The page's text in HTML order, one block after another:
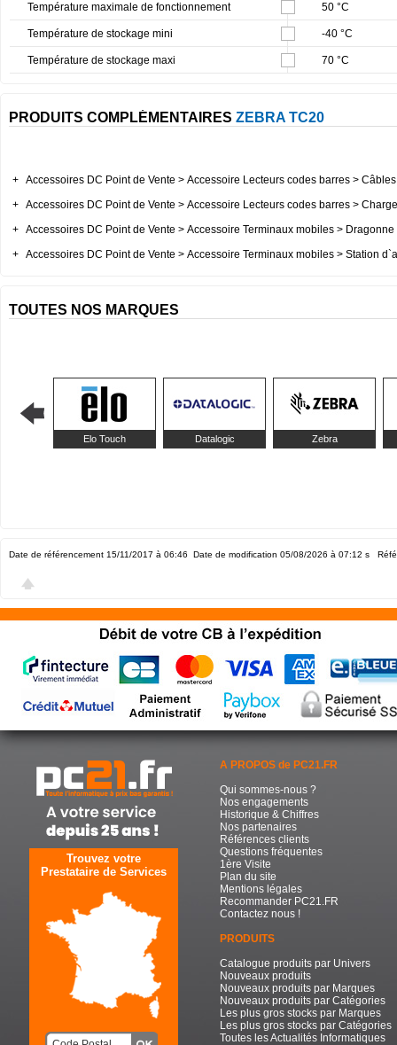
Température maximale de fonctionnement 50 °C
Température de stockage mini -40 °C
Température de stockage maxi 70 °C
PRODUITS COMPLÉMENTAIRES ZEBRA TC20
+ Accessoires DC Point de Vente > Accessoire Lecteurs codes barres >
+ Accessoires DC Point de Vente > Accessoire Lecteurs codes barres >
+ Accessoires DC Point de Vente > Accessoire Terminaux mobiles >
+ Accessoires DC Point de Vente > Accessoire Terminaux mobiles > Station
TOUTES NOS MARQUES
Elo Touch Datalogic Zebra
Date de référencement 15/11/2017 à 06:46 Date de modification 05/08/2026 à 07:12 s
Trouvez votre
Prestataire de Services
A PROPOS de PC21.FR
Qui sommes-nous ?
Nos engagements
Historique & Chiffres
Nos partenaires
Références clients
Questions fréquentes
1ère Visite
Plan du site
Mentions légales
Recommander PC21.FR
Contactez nous !
PRODUITS
Catalogue produits par Univers
Nouveaux produits
Nouveaux produits par Marques
Nouveaux produits par Catégories
Les plus gros stocks par Marques
Les plus gros stocks par Catégories
Toutes les Actualités Informatiques